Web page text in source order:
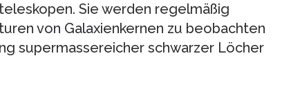
Sie werden regelmäßig
von Galaxienkernen zu beobachten
supermassereicher schwarzer Löcher